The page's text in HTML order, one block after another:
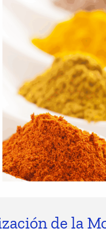
de la